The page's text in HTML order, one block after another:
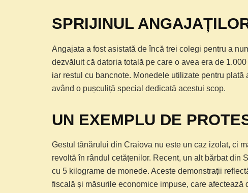
SPRIJINUL
Angajata a fost asistată de încă trei colegi pentru a
dezvăluit că datoria totală pe care o avea era de
iar restul cu bancnote. Monedele utilizate pentru plată
având o pușculiță special dedicată acestui scop.
UN EXEMPLU DE
Gestul tânărului din Craiova nu este un caz izolat, ci
revoltă în rândul cetățenilor. Recent, un alt bărbat din
cu 5 kilograme de monede. Aceste demonstrații
fiscală și măsurile economice impuse, care afectează